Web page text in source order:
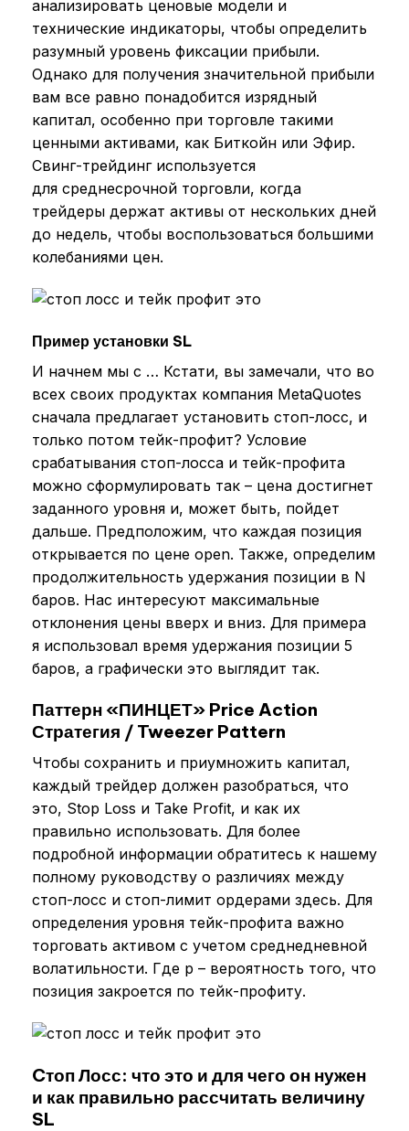
анализировать ценовые модели и
технические индикаторы, чтобы определить
разумный уровень фиксации прибыли.
Однако для получения значительной прибыли
вам все равно понадобится изрядный
капитал, особенно при торговле такими
ценными активами, как Биткойн или Эфир.
Свинг-трейдинг используется
для среднесрочной торговли, когда
трейдеры держат активы от нескольких дней
до недель, чтобы воспользоваться большими
колебаниями цен.
Пример установки SL
И начнем мы с … Кстати, вы замечали, что во
всех своих продуктах компания MetaQuotes
сначала предлагает установить стоп-лосс, и
только потом тейк-профит? Условие
срабатывания стоп-лосса и тейк-профита
можно сформулировать так – цена достигнет
заданного уровня и, может быть, пойдет
дальше. Предположим, что каждая позиция
открывается по цене open. Также, определим
продолжительность удержания позиции в N
баров. Нас интересуют максимальные
отклонения цены вверх и вниз. Для примера
я использовал время удержания позиции 5
баров, а графически это выглядит так.
Паттерн «ПИНЦЕТ» Price Action
Стратегия / Tweezer Pattern
Чтобы сохранить и приумножить капитал,
каждый трейдер должен разобраться, что
это, Stop Loss и Take Profit, и как их
правильно использовать. Для более
подробной информации обратитесь к нашему
полному руководству о различиях между
стоп-лосс и стоп-лимит ордерами здесь. Для
определения уровня тейк-профита важно
торговать активом с учетом среднедневной
волатильности. Где p – вероятность того, что
позиция закроется по тейк-профиту.
Cтоп Лосс: что это и для чего он нужен
и как правильно рассчитать величину
SL